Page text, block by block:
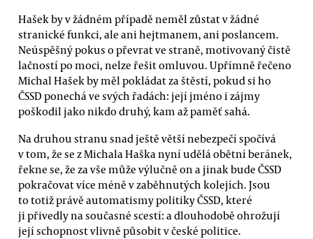
Hašek by v žádném případě neměl zůstat v žádné
stranické funkci, ale ani hejtmanem, ani poslancem.
Neúspěšný pokus o převrat ve straně, motivovaný čistě
lačností po moci, nelze řešit omluvou. Upřímně řečeno
Michal Hašek by měl pokládat za štěstí, pokud si ho
ČSSD ponechá ve svých řadách: její jméno i zájmy
poškodil jako nikdo druhý, kam až paměť sahá.
Na druhou stranu snad ještě větší nebezpečí spočívá
v tom, že se z Michala Haška nyní udělá obětní beránek,
řekne se, že za vše může výlučně on a jinak bude ČSSD
pokračovat více méně v zaběhnutých kolejích. Jsou
to totiž právě automatismy politiky ČSSD, které
ji přivedly na současné scestí: a dlouhodobě ohrožují
její schopnost vlivně působit v české politice.